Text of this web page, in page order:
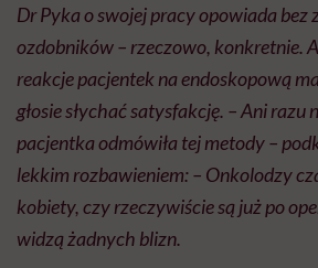
Dr Pyka o swojej pracy opowiada bez
ozdobników – rzeczowo, konkretnie.
reakcje pacjentek na endoskopową
głosie słychać satysfakcję. – Ani razu
pacjentka odmówiła tej metody –
lekkim rozbawieniem: – Onkolodzy
kobiety, czy rzeczywiście są już po
widzą żadnych blizn.